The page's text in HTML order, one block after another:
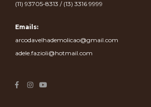
(11) 93705-8313 / (13) 3316 9999
Emails:
arcodavelhademolicao@gmail.com
adele.fazioli@hotmail.com